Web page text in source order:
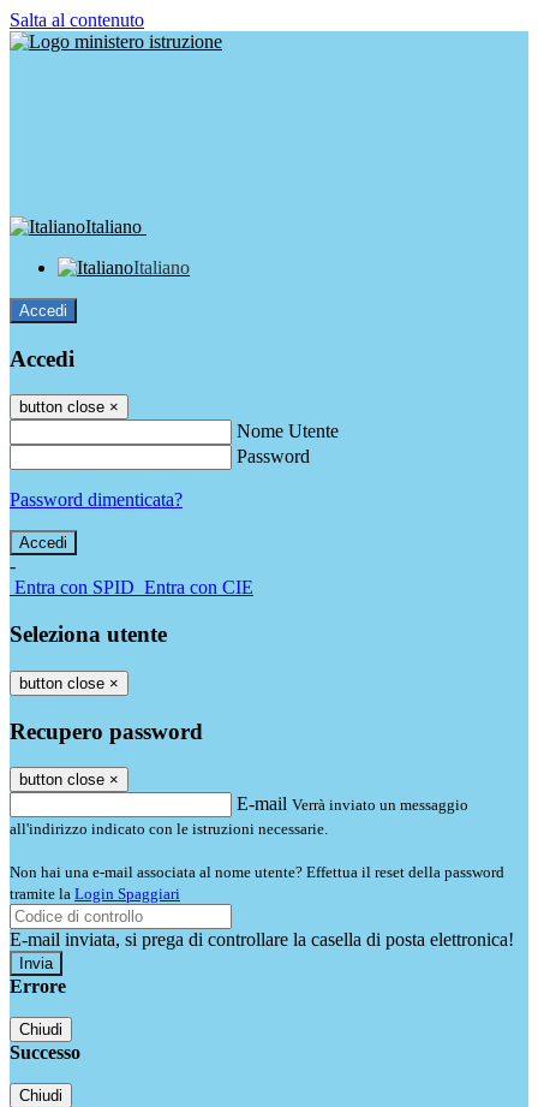
Salta al contenuto
Italiano
Italiano
Accedi
Accedi
button close ×
Nome Utente
Password
Password dimenticata?
-
Entra con SPID Entra con CIE
Seleziona utente
button close ×
Recupero password
button close ×
E-mail Verrà inviato un messaggio
all'indirizzo indicato con le istruzioni necessarie.
Non hai una e-mail associata al nome utente? Effettua il reset della password
tramite la Login Spaggiari
E-mail inviata, si prega di controllare la casella di posta elettronica!
Errore
Chiudi
Successo
Chiudi